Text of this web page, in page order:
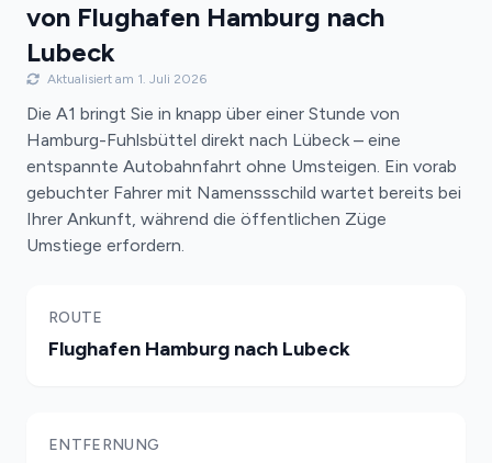
von Flughafen Hamburg nach
Lubeck
Aktualisiert am 1. Juli 2026
Die A1 bringt Sie in knapp über einer Stunde von
Hamburg-Fuhlsbüttel direkt nach Lübeck – eine
entspannte Autobahnfahrt ohne Umsteigen. Ein vorab
gebuchter Fahrer mit Namenssschild wartet bereits bei
Ihrer Ankunft, während die öffentlichen Züge
Umstiege erfordern.
ROUTE
Flughafen Hamburg nach Lubeck
ENTFERNUNG